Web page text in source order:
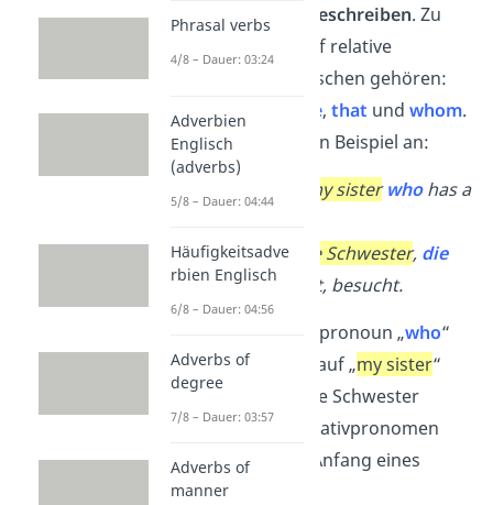
Hauptsatz näher beschreiben. Zu
den insgesamt fünf relative
pronouns im Englischen gehören:
who
which whose, that und whom.
Schauen wir uns ein Beispiel an:
my sister whohas a
Ich habemeine Schwester, die
einen Hund hat, besucht.
Durch das relative pronoun „who“
nimmst du Bezug
auf „my sister“
und beschreibst die Schwester
näher. Mit dem Relativpronomen
markierst du den Anfang eines
relative clause
Phrasal verbs
4/8 – Dauer: 03:24
Adverbien
Englisch
(adverbs)
5/8 – Dauer: 04:44
Häufigkeitsadve
rbien Englisch
6/8 – Dauer: 04:56
Adverbs of
degree
7/8 – Dauer: 03:57
Adverbs of
manner